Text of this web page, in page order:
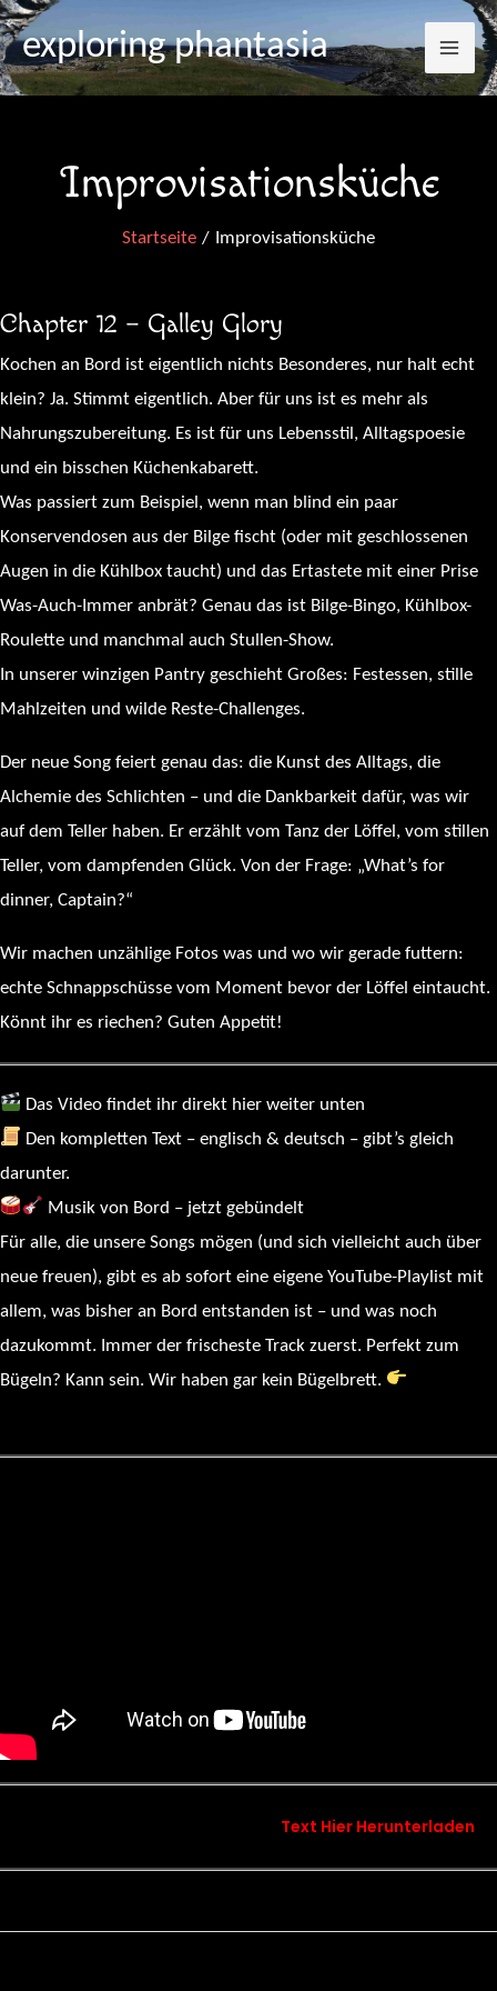
Zum
Inhalt
springen
exploring phantasia
Improvisationsküche
Startseite Improvisationsküche
Chapter 12 – Galley Glory
Kochen an Bord ist eigentlich nichts Besonderes, nur halt echt
klein? Ja. Stimmt eigentlich. Aber für uns ist es mehr als
Nahrungszubereitung. Es ist für uns Lebensstil, Alltagspoesie
und ein bisschen Küchenkabarett.
Was passiert zum Beispiel, wenn man blind ein paar
Konservendosen aus der Bilge fischt (oder mit geschlossenen
Augen in die Kühlbox taucht) und das Ertastete mit einer Prise
Was-Auch-Immer anbrät? Genau das ist Bilge-Bingo, Kühlbox-
Roulette und manchmal auch Stullen-Show.
In unserer winzigen Pantry geschieht Großes: Festessen, stille
Mahlzeiten und wilde Reste-Challenges.
Der neue Song feiert genau das: die Kunst des Alltags, die
Alchemie des Schlichten – und die Dankbarkeit dafür, was wir
auf dem Teller haben. Er erzählt vom Tanz der Löffel, vom stillen
Teller, vom dampfenden Glück. Von der Frage: „What’s for
dinner, Captain?“
Wir machen unzählige Fotos was und wo wir gerade futtern:
echte Schnappschüsse vom Moment bevor der Löffel eintaucht.
Könnt ihr es riechen? Guten Appetit!
Das Video findet ihr direkt hier weiter unten
Den kompletten Text – englisch & deutsch – gibt’s gleich
darunter.
Musik von Bord – jetzt gebündelt
Für alle, die unsere Songs mögen (und sich vielleicht auch über
neue freuen), gibt es ab sofort eine eigene YouTube-Playlist mit
allem, was bisher an Bord entstanden ist – und was noch
dazukommt. Immer der frischeste Track zuerst. Perfekt zum
Bügeln? Kann sein. Wir haben gar kein Bügelbrett.
Text Hier Herunterladen